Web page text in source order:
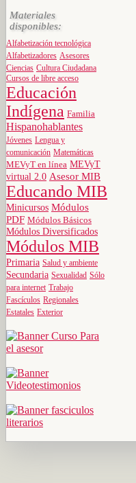
Materiales
disponibles:
Alfabetización tecnológica
Alfabetizadores Asesores
Ciencias Cultura Ciudadana
Cursos de libre acceso
Educación
Indígena Familia
Hispanohablantes
Jóvenes Lengua y
comunicación Matemáticas
MEVyT en línea MEVyT
virtual 2.0 Asesor MIB
Educando MIB
Minicursos Módulos
PDF Módulos Básicos
Módulos Diversificados
Módulos MIB
Primaria Salud y ambiente
Secundaria Sexualidad Sólo
para internet Trabajo
Fascículos Regionales
Estatales Exterior